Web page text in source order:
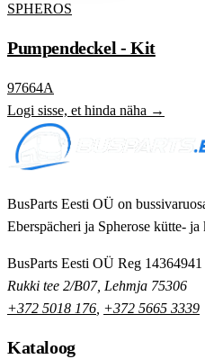
SPHEROS
Pumpendeckel - Kit
97664A
Logi sisse, et hinda näha →
BusParts Eesti OÜ on
Eberspächeri ja Spherose kütte-
BusParts Eesti OÜ Reg 14364941
Rukki tee 2/B07, Lehmja 75306
+372 5018 176 +372 5665 3339
Kataloog